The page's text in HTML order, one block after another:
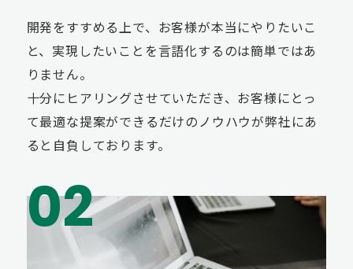
開発をすすめる上で、お客様が本当にやりたいこ
と、実現したいことを言語化するのは簡単ではあ
りません。
十分にヒアリングさせていただき、お客様にとっ
て最適な提案ができるだけのノウハウが弊社にあ
ると自負しております。